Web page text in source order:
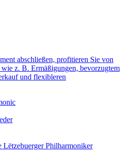
abschließen, profitieren Sie von
z. B. Ermäßigungen, bevorzugtem
und flexibleren
Lëtzebuerger Philharmoniker